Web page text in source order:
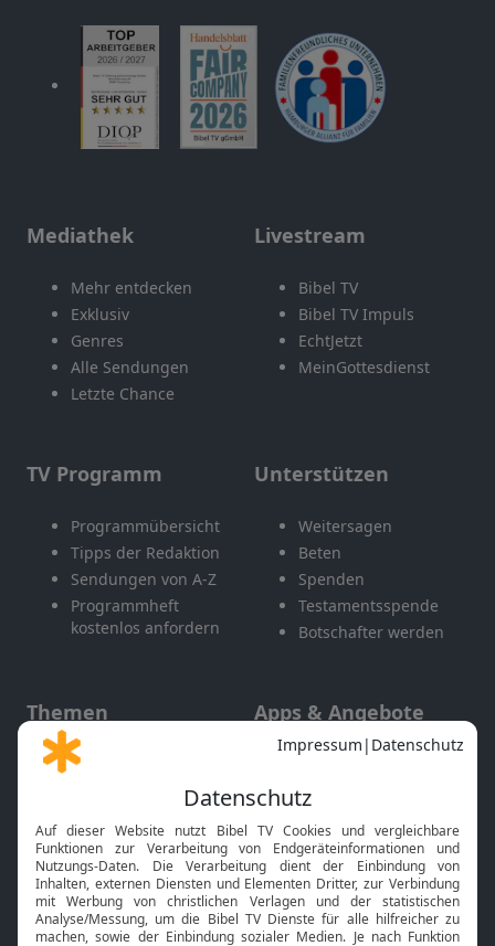
Mediathek
Mehr entdecken
Exklusiv
Genres
Alle Sendungen
Letzte Chance
Livestream
Bibel TV
Bibel TV Impuls
EchtJetzt
MeinGottesdienst
TV Programm
Programmübersicht
Tipps der Redaktion
Sendungen von A-Z
Programmheft
kostenlos anfordern
Unterstützen
Weitersagen
Beten
Spenden
Testamentsspende
Botschafter werden
Themen
Gott und Bibel erklärt
Neuigkeiten
Apps & Angebote
Mobile App
Smart TV
HbbTV
Bibelthek Online-Bibel
Nächster Gottesdienst